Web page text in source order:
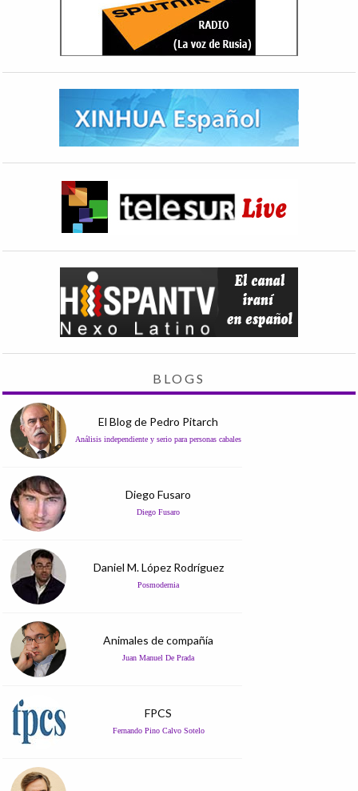
BLOGS
El Blog de Pedro Pitarch
Análisis independiente y serio para personas cabales
Diego Fusaro
Diego Fusaro
Daniel M. López Rodríguez
Posmodernia
Animales de compañía
Juan Manuel De Prada
FPCS
Fernando Pino Calvo Sotelo